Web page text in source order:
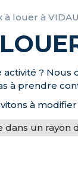
louer à
?
à prendre
à
dans un rayon